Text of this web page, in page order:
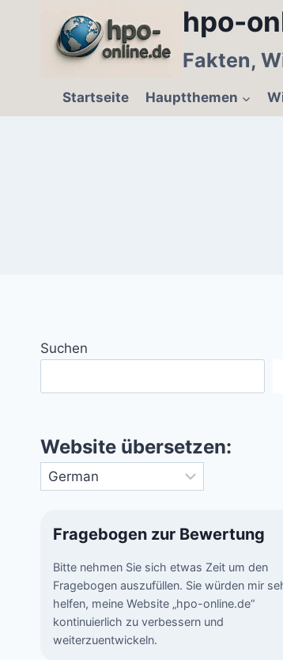
hpo-
Fakten,
Startseite Hauptthemen
Suchen
Website übersetzen:
Fragebogen zur Bewertung
Bitte nehmen Sie sich etwas Zeit um den
Fragebogen auszufüllen. Sie würden mir
helfen, meine Website „hpo-online.de“
kontinuierlich zu verbessern und
weiterzuentwickeln.